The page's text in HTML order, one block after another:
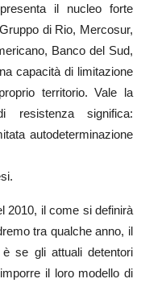
il nucleo forte
di Rio, Mercosur,
Banco del Sud,
capacità di limitazione
territorio. Vale la
significa:
autodeterminazione
2010, il come si definirà
tra qualche anno, il
se gli attuali detentori
il loro modello di